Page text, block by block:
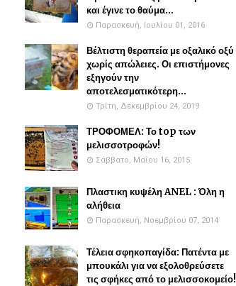
και έγινε το θαύμα...
Παρασκευή, Ιουλίου 01, 2016
Βέλτιστη θεραπεία με οξαλικό οξύ
χωρίς απώλειες. Οι επιστήμονες
εξηγούν την
αποτελεσματικότερη...
Τρίτη, Δεκεμβρίου 24, 2019
ΤΡΟΦΟΜΕΛ: Το top των
μελισσοτροφών!
Σάββατο, Μαΐου 16, 2015
Πλαστικη κυψέλη ANEL : Όλη η
αλήθεια
Παρασκευή, Νοεμβρίου 07, 2014
Τέλεια σφηκοπαγίδα: Πατέντα με
μπουκάλι για να εξολοθρεύσετε
τις σφήκες από το μελισσοκομείο!